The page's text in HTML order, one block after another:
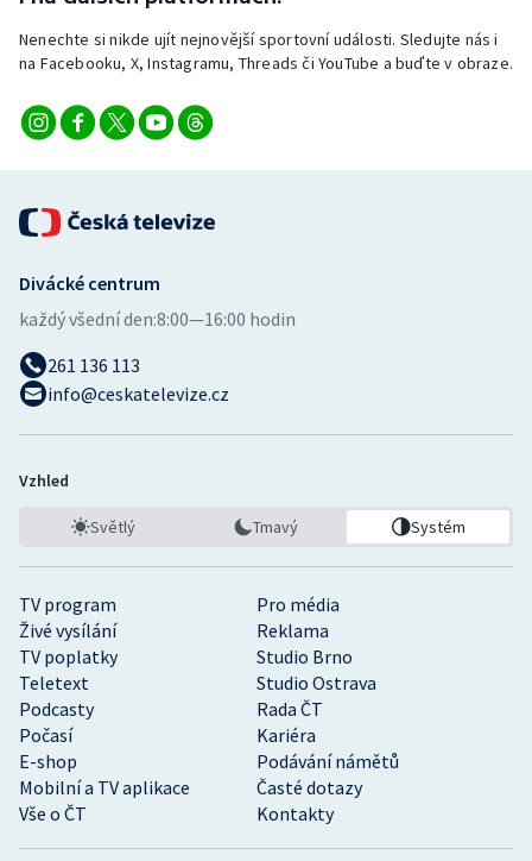
Volejbal
Nenechte si nikde ujít nejnovější sportovní události. Sledujte nás i
na Facebooku, X, Instagramu, Threads či YouTube a buďte v obraze.
TV program
Pro média
Živé vysílání
Reklama
TV poplatky
Studio Brno
Teletext
Studio Ostrava
Podcasty
Rada ČT
Počasí
Kariéra
E-shop
Podávání námětů
Mobilní a TV aplikace
Časté dotazy
Vše o ČT
Kontakty
Divácké centrum
každý všední den:8:00—16:00 hodin
261 136 113
info@ceskatelevize.cz
Vzhled
Světlý Tmavý Systém